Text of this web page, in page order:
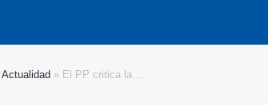
Actualidad » El PP critica la…